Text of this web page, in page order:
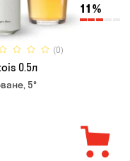
11 %
(0)
0.5л
5°